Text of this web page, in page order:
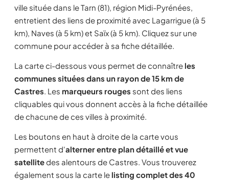
ville située dans le Tarn (81), région Midi-Pyrénées,
entretient des liens de proximité avec Lagarrigue (à 5
km), Naves (à 5 km) et Saïx (à 5 km). Cliquez sur une
commune pour accéder à sa fiche détaillée.
La carte ci-dessous vous permet de connaître les
communes situées dans un rayon de 15 km de
Castres. Les marqueurs rouges sont des liens
cliquables qui vous donnent accès à la fiche détaillée
de chacune de ces villes à proximité.
Les boutons en haut à droite de la carte vous
permettent d'alterner entre plan détaillé et vue
satellitedes alentours de Castres. Vous trouverez
également sous la carte le listing complet des 40